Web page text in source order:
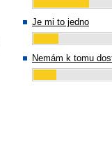
Je mi to jedno
Nemám k tomu